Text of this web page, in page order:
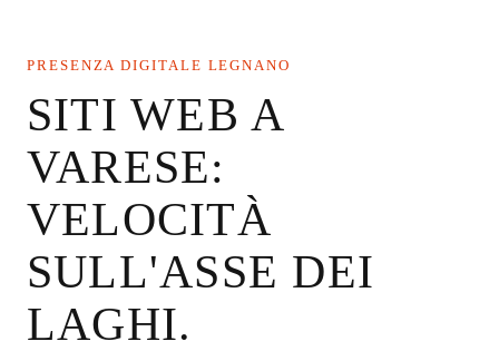
PRESENZA DIGITALE LEGNANO
SITI WEB A
VARESE:
VELOCITÀ
SULL'ASSE DEI
LAGHI.